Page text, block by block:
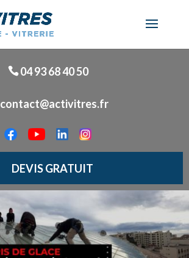
04 93 68 40 50
contact@activitres.fr
DEVIS GRATUIT